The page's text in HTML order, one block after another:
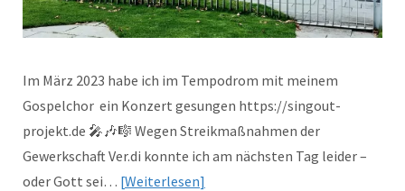
Im März 2023 habe ich im Tempodrom mit meinem
Gospelchor ein Konzert gesungen https://singout-
projekt.de 🎤🎶🎼 Wegen Streikmaßnahmen der
Gewerkschaft Ver.di konnte ich am nächsten Tag leider –
oder Gott sei… Weiterlesen